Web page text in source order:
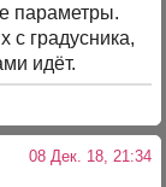
параметры.
с градусника,
идёт.
08 Дек. 18, 21:34